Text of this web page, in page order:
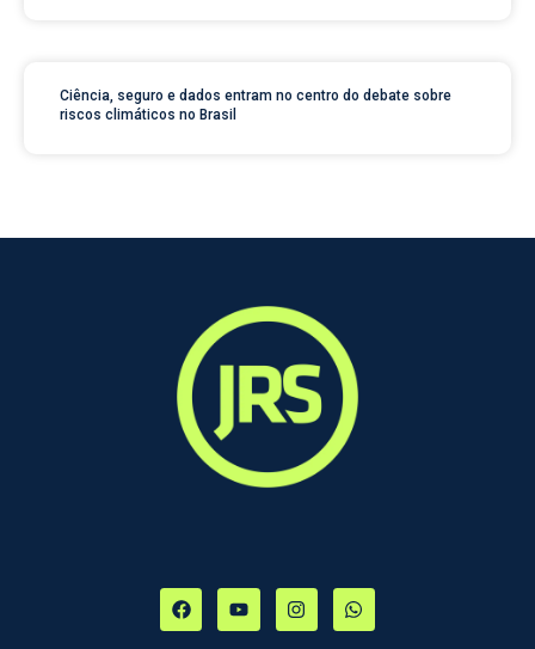
Ciência, seguro e dados entram no centro do debate sobre
riscos climáticos no Brasil